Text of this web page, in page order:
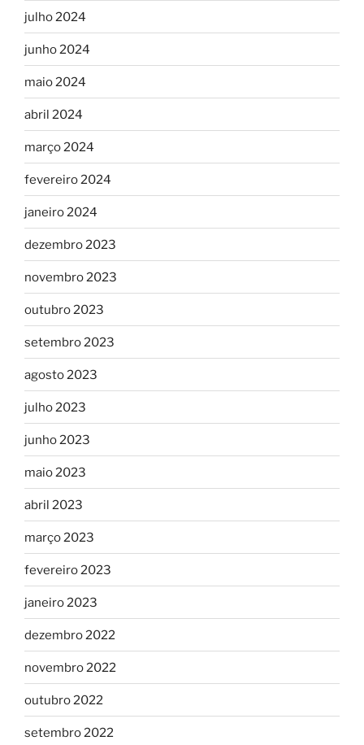
julho 2024
junho 2024
maio 2024
abril 2024
março 2024
fevereiro 2024
janeiro 2024
dezembro 2023
novembro 2023
outubro 2023
setembro 2023
agosto 2023
julho 2023
junho 2023
maio 2023
abril 2023
março 2023
fevereiro 2023
janeiro 2023
dezembro 2022
novembro 2022
outubro 2022
setembro 2022